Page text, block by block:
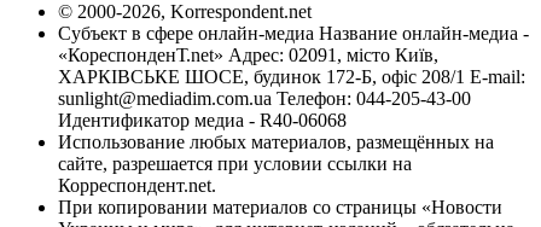
© 2000-2026, Korrespondent.net
Субъект в сфере онлайн-медиа Название онлайн-медиа -
«КореспонденТ.net» Адрес: 02091, місто Київ,
ХАРКІВСЬКЕ ШОСЕ, будинок 172-Б, офіс 208/1 E-mail:
sunlight@mediadim.com.ua Телефон: 044-205-43-00
Идентификатор медиа - R40-06068
Использование любых материалов, размещённых на
сайте, разрешается при условии ссылки на
Корреспондент.net.
При копировании материалов со страницы «Новости